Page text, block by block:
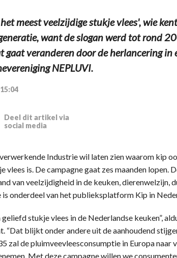
meest veelzijdige stukje vlees', wie
want de slogan werd tot rond
gaat veranderen door de herlancering in
NEPLUVI.
Deel dit artikel via
social media
Industrie wil laten zien waarom kip
vlees is. De campagne gaat zes maanden lopen.
van veelzijdigheid in de keuken, dierenwelzijn,
is onderdeel van het publieksplatform Kip in
geliefd stukje vlees in de Nederlandse keuken”,
“Dat blijkt onder andere uit de aanhoudend
zal de pluimveevleesconsumptie in Europa naar
Met deze campagne willen we